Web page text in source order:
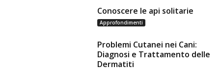
Conoscere le api solitarie
Approfondimenti
Problemi Cutanei nei Cani:
Diagnosi e Trattamento delle
Dermatiti